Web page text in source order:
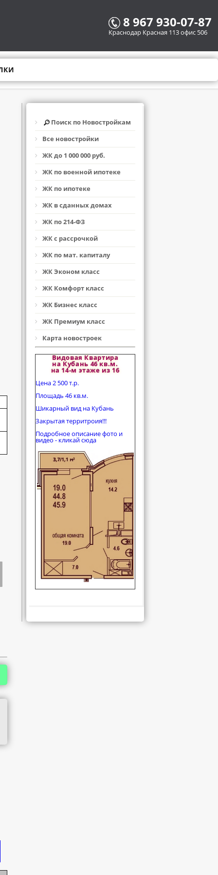
8 967 930-07-87
Краснодар Красная 113 офис 506
Поиск по Новостройкам
Все новостройки
ЖК до 1 000 000 руб.
ЖК по военной ипотеке
ЖК по ипотеке
ЖК в сданных домах
ЖК по 214-ФЗ
ЖК с рассрочкой
ЖК по мат. капиталу
ЖК Эконом класс
ЖК Комфорт класс
ЖК Бизнес класс
ЖК Премиум класс
Карта новостроек
Видовая Квартира
на Кубань 46 кв.м.
на 14-м этаже из 16
Цена 2 500 т.р.
Площадь 46 кв.м.
Шикарный вид на Кубань
Закрытая территроия!!!
Подробное описание фото и
видео - кликай сюда